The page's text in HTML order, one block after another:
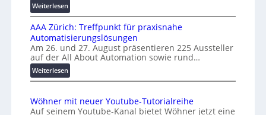
n
l
A
u
t
m
t
Weiterlesen:
K
M
U
i
n
d
e
K
o
AAA Zürich: Treffpunkt für praxisnahe
Automatisierungslösungen
Am 26. und 27. August präsentieren 225 Aussteller
auf der All About Automation sowie rund…
Weiterlesen:
A
A
Z
Wöhner mit neuer Youtube-Tutorialreihe
Auf seinem Youtube-Kanal bietet Wöhner jetzt eine